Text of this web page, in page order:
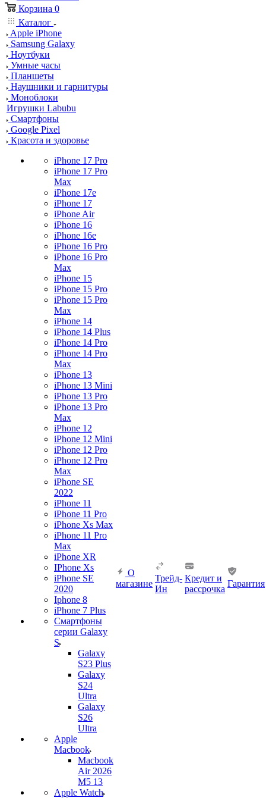
Корзина 0
Каталог
Apple iPhone
Samsung Galaxy
Ноутбуки
Умные часы
Планшеты
Наушники и гарнитуры
Моноблоки
Игрушки Labubu
Смартфоны
Google Pixel
Красота и здоровье
iPhone 17 Pro
iPhone 17 Pro
Max
iPhone 17e
iPhone 17
iPhone Air
iPhone 16
iPhone 16e
iPhone 16 Pro
iPhone 16 Pro
Max
iPhone 15
iPhone 15 Pro
iPhone 15 Pro
Max
iPhone 14
iPhone 14 Plus
iPhone 14 Pro
iPhone 14 Pro
Max
iPhone 13
iPhone 13 Mini
iPhone 13 Pro
iPhone 13 Pro
Max
iPhone 12
iPhone 12 Mini
iPhone 12 Pro
iPhone 12 Pro
Max
iPhone SE
2022
iPhone 11
iPhone 11 Pro
iPhone Xs Max
iPhone 11 Pro
Max
iPhone XR
IPhone Xs
iPhone SE
2020
Iphone 8
iPhone 7 Plus
Смартфоны
серии Galaxy
S
Galaxy
S23 Plus
Galaxy
S24
Ultra
Galaxy
S26
Ultra
Apple
Macbook
Macbook
Air 2026
M5 13
Apple Watch
О
магазине
Трейд-
Ин
Кредит и
рассрочка
Гарантия